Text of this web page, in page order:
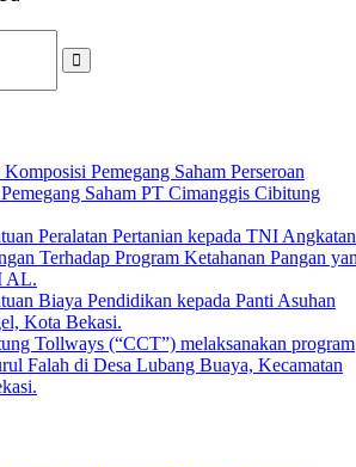
Pemegang Saham Perseroan
Saham PT Cimanggis Cibitung
Peralatan Pertanian kepada TNI Angkatan
Terhadap Program Ketahanan Pangan
AL.
Biaya Pendidikan kepada Panti Asuhan
Kota Bekasi.
Tollways (“CCT”) melaksanakan program
Falah di Desa Lubang Buaya, Kecamatan